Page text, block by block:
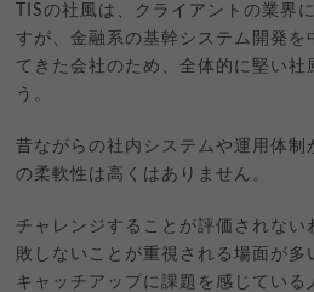
TISの社風は、クライアントの業界
すが、金融系の基幹システム開発を
てきた会社のため、全体的に堅い社
う。
昔ながらの社内システムや運用体制
の柔軟性は高くはありません。
チャレンジすることが評価されない
敗しないことが重視される場面が多
キャッチアップに課題を感じている